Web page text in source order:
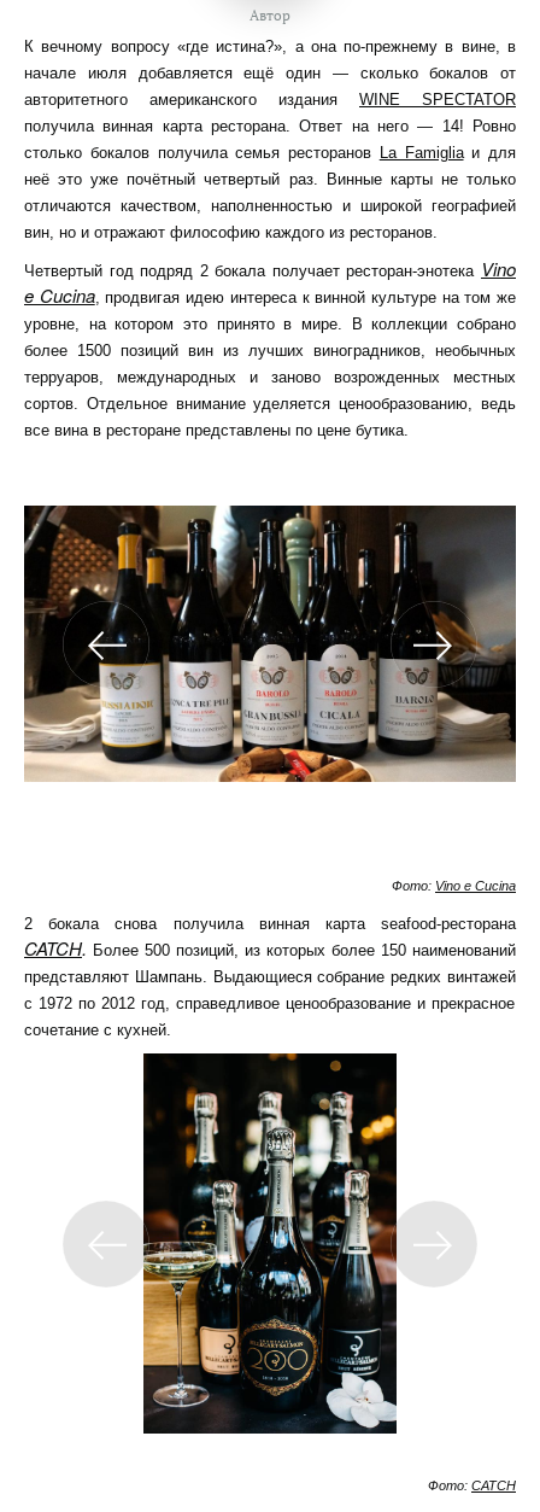
Автор
К вечному вопросу «где истина?», а она по-прежнему в вине, в
начале июля добавляется ещё один — сколько бокалов от
авторитетного американского издания WINE SPECTATOR
получила винная карта ресторана. Ответ на него — 14! Ровно
столько бокалов получила семья ресторанов La Famigliaи для
неё это уже почётный четвертый раз. Винные карты не только
отличаются качеством, наполненностью и широкой географией
вин, но и отражают философию каждого из ресторанов.
Четвертый год подряд 2 бокала получает ресторан-энотека Vino
e Cucina, продвигая идею интереса к винной культуре на том же
уровне, на котором это принято в мире. В коллекции собрано
более 1500 позиций вин из лучших виноградников, необычных
терруаров, международных и заново возрожденных местных
сортов. Отдельное внимание уделяется ценообразованию, ведь
все вина в ресторане представлены по цене бутика.
Фото: Vino e Cucina
2 бокала снова получила винная карта seafood-ресторана
CATCH. Более 500 позиций, из которых более 150 наименований
представляют Шампань. Выдающиеся собрание редких винтажей
с 1972 по 2012 год, справедливое ценообразование и прекрасное
сочетание с кухней.
Фото: CATCH